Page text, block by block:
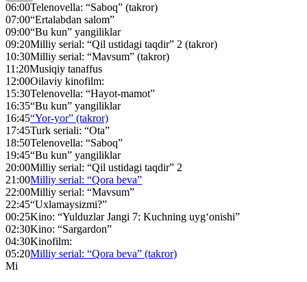
06:00Telenovella: “Saboq” (takror)
07:00“Ertalabdan salom”
09:00“Bu kun” yangiliklar
09:20Milliy serial: “Qil ustidagi taqdir” 2 (takror)
10:30Milliy serial: “Mavsum” (takror)
11:20Musiqiy tanaffus
12:00Oilaviy kinofilm:
15:30Telenovella: “Hayot-mamot”
16:35“Bu kun” yangiliklar
16:45“Yor-yor” (takror)
17:45Turk seriali: “Ota”
18:50Telenovella: “Saboq”
19:45“Bu kun” yangiliklar
20:00Milliy serial: “Qil ustidagi taqdir” 2
21:00Milliy serial: “Qora beva”
22:00Milliy serial: “Mavsum”
22:45“Uxlamaysizmi?”
00:25Kino: “Yulduzlar Jangi 7: Kuchning uyg‘onishi”
02:30Kino: “Sargardon”
04:30Kinofilm:
05:20Milliy serial: “Qora beva” (takror)
Mi